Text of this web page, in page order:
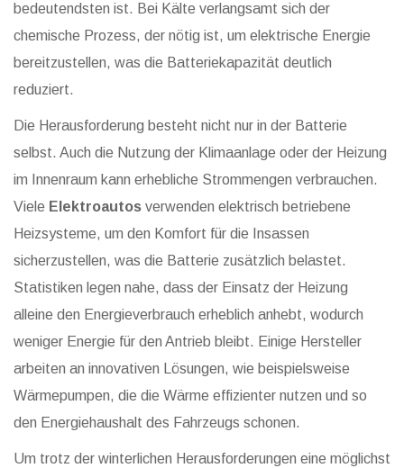
bedeutendsten ist. Bei Kälte verlangsamt sich der
chemische Prozess, der nötig ist, um elektrische Energie
bereitzustellen, was die Batteriekapazität deutlich
reduziert.
Die Herausforderung besteht nicht nur in der Batterie
selbst. Auch die Nutzung der Klimaanlage oder der Heizung
im Innenraum kann erhebliche Strommengen verbrauchen.
Viele Elektroautos verwenden elektrisch betriebene
Heizsysteme, um den Komfort für die Insassen
sicherzustellen, was die Batterie zusätzlich belastet.
Statistiken legen nahe, dass der Einsatz der Heizung
alleine den Energieverbrauch erheblich anhebt, wodurch
weniger Energie für den Antrieb bleibt. Einige Hersteller
arbeiten an innovativen Lösungen, wie beispielsweise
Wärmepumpen, die die Wärme effizienter nutzen und so
den Energiehaushalt des Fahrzeugs schonen.
Um trotz der winterlichen Herausforderungen eine möglichst